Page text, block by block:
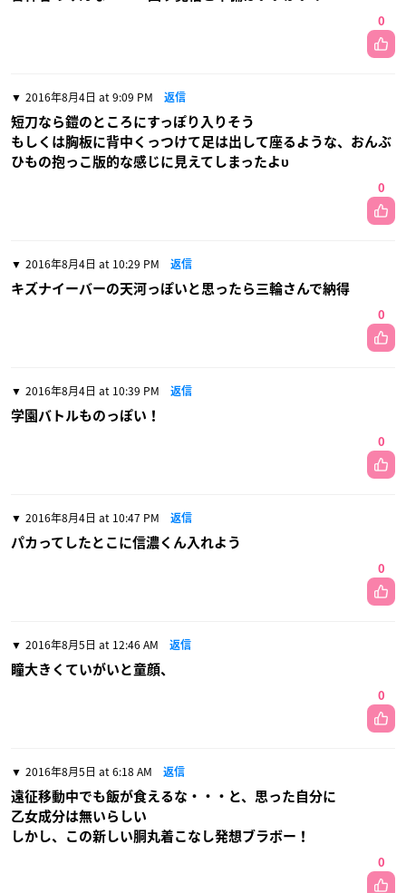
0
2016年8月4日 at 9:09 PM 返信
短刀なら鎧のところにすっぽり入りそう
もしくは胸板に背中くっつけて足は出して座るような、おんぶ
ひもの抱っこ版的な感じに見えてしまったよυ
0
2016年8月4日 at 10:29 PM 返信
キズナイーバーの天河っぽいと思ったら三輪さんで納得
0
2016年8月4日 at 10:39 PM 返信
学園バトルものっぽい！
0
2016年8月4日 at 10:47 PM 返信
パカってしたとこに信濃くん入れよう
0
2016年8月5日 at 12:46 AM 返信
瞳大きくていがいと童顔、
0
2016年8月5日 at 6:18 AM 返信
遠征移動中でも飯が食えるな・・・と、思った自分に
乙女成分は無いらしい
しかし、この新しい胴丸着こなし発想ブラボー！
0